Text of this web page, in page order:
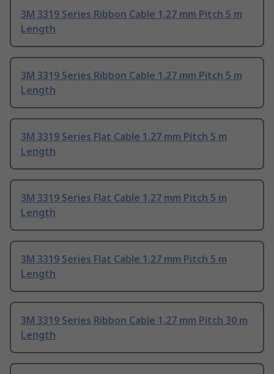
3M 3319 Series Ribbon Cable 1.27 mm Pitch 5 m
Length
3M 3319 Series Ribbon Cable 1.27 mm Pitch 5 m
Length
3M 3319 Series Flat Cable 1.27 mm Pitch 5 m
Length
3M 3319 Series Flat Cable 1.27 mm Pitch 5 m
Length
3M 3319 Series Flat Cable 1.27 mm Pitch 5 m
Length
3M 3319 Series Ribbon Cable 1.27 mm Pitch 30 m
Length